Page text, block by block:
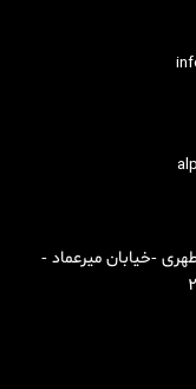
-خیابان میرعماد -